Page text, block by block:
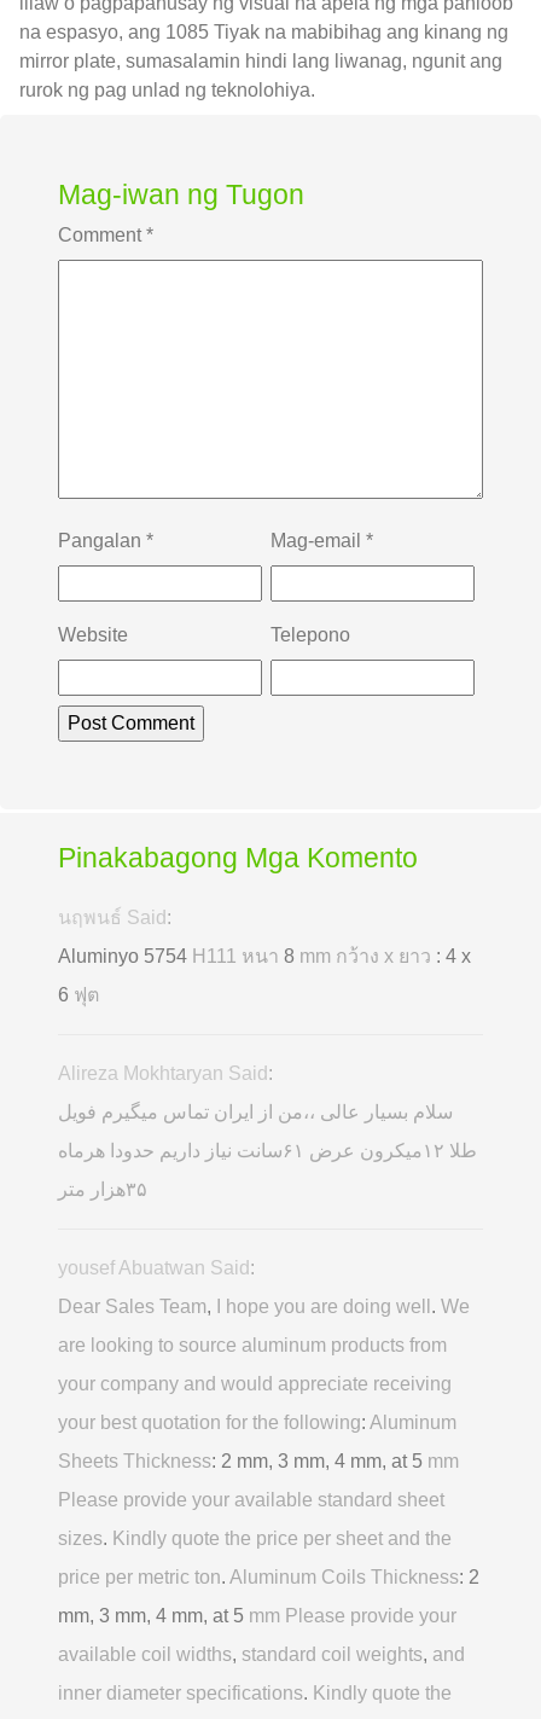
na espasyo, ang 1085 Tiyak na mabibihag ang kinang ng
mirror plate, sumasalamin hindi lang liwanag, ngunit ang
rurok ng pag unlad ng teknolohiya.
Mag-iwan ng Tugon
Comment*
Pangalan * Mag-email *
Website Telepono
Pinakabagong Mga Komento
นฤพนธ์ Said :
Aluminyo 5754 H111 หนา 8 mm กว้าง x ยาว : 4 x
6 ฟุต
Alireza Mokhtaryan Said :
سلام بسیار عالی ،،من از ایران تماس میگیرم فویل
طلا ۱۲میکرون عرض ۶۱سانت نیاز داریم حدودا هرماه
۳۵هزار متر
yousef Abuatwan Said :
Dear Sales Team, I hope you are doing well . We
are looking to source aluminum products from
your company and would appreciate receiving
your best quotation for the following: Aluminum
Sheets Thickness: 2 mm, 3 mm, 4 mm, at 5 mm
Please provide your available standard sheet
sizes. Kindly quote the price per sheet and the
price per metric ton. Aluminum Coils Thickness: 2
mm, 3 mm, 4 mm, at 5 mm Please provide your
available coil widths, standard coil weights, and
inner diameter specifications. Kindly quote the